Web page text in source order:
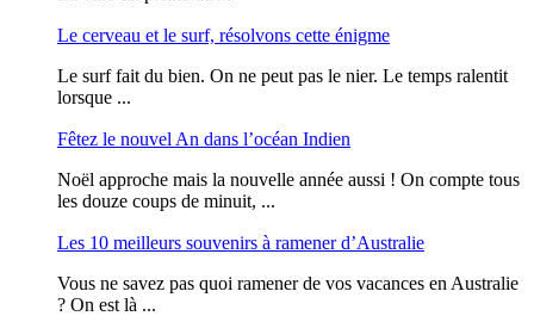
Le cerveau et le surf, résolvons cette énigme
Le surf fait du bien. On ne peut pas le nier. Le temps ralentit
lorsque ...
Fêtez le nouvel An dans l’océan Indien
Noël approche mais la nouvelle année aussi ! On compte tous
les douze coups de minuit, ...
Les 10 meilleurs souvenirs à ramener d’Australie
Vous ne savez pas quoi ramener de vos vacances en Australie
? On est là ...